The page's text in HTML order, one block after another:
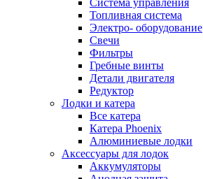
Система управления
Топливная система
Электро- оборудование
Свечи
Фильтры
Гребные винты
Детали двигателя
Редуктор
Лодки и катера
Все катера
Катера Phoenix
Алюминиевые лодки
Аксессуары для лодок
Аккумуляторы